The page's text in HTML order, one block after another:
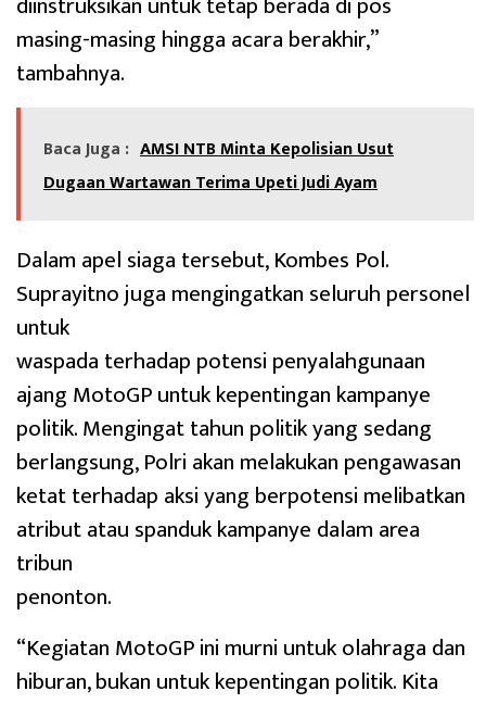
masing-masing hingga acara berakhir,”
tambahnya.
Baca Juga : AMSI NTB Minta Kepolisian Usut
Dugaan Wartawan Terima Upeti Judi Ayam
Dalam apel siaga tersebut, Kombes Pol.
Suprayitno juga mengingatkan seluruh personel
untuk
waspada terhadap potensi penyalahgunaan
ajang MotoGP untuk kepentingan kampanye
politik. Mengingat tahun politik yang sedang
berlangsung, Polri akan melakukan pengawasan
ketat terhadap aksi yang berpotensi melibatkan
atribut atau spanduk kampanye dalam area
tribun
penonton.
“Kegiatan MotoGP ini murni untuk olahraga dan
hiburan, bukan untuk kepentingan politik. Kita